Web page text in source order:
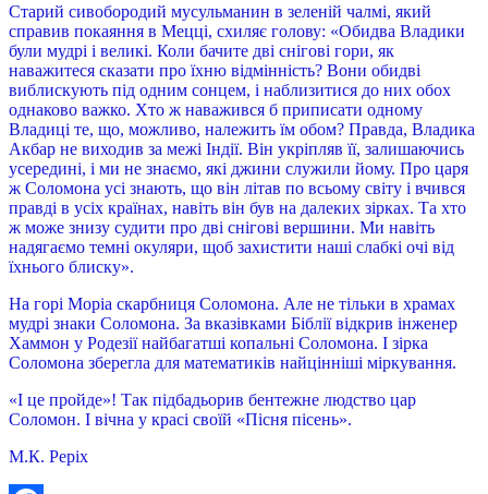
Старий сивобородий мусульманин в зеленій чалмі, який
справив покаяння в Мецці, схиляє голову: «Обидва Владики
були мудрі і великі. Коли бачите дві снігові гори, як
наважитеся сказати про їхню відмінність? Вони обидві
виблискують під одним сонцем, і наблизитися до них обох
однаково важко. Хто ж наважився б приписати одному
Владиці те, що, можливо, належить їм обом? Правда, Владика
Акбар не виходив за межі Індії. Він укріпляв її, залишаючись
усередині, і ми не знаємо, які джини служили йому. Про царя
ж Соломона усі знають, що він літав по всьому світу і вчився
правді в усіх країнах, навіть він був на далеких зірках. Та хто
ж може знизу судити про дві снігові вершини. Ми навіть
надягаємо темні окуляри, щоб захистити наші слабкі очі від
їхнього блиску».
На горі Моріа скарбниця Соломона. Але не тільки в храмах
мудрі знаки Соломона. За вказівками Біблії відкрив інженер
Хаммон у Родезії найбагатші копальні Соломона. І зірка
Соломона зберегла для математиків найцінніші міркування.
«І це пройде»! Так підбадьорив бентежне людство цар
Соломон. І вічна у красі своїй «Пісня пісень».
М.К. Реріх